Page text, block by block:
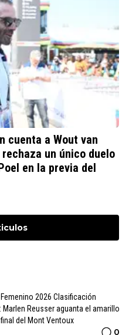
cuenta a Wout van
un único duelo
en la previa del
2026 Clasificación
Marlen Reusser aguanta el amarillo
del Mont Ventoux
0